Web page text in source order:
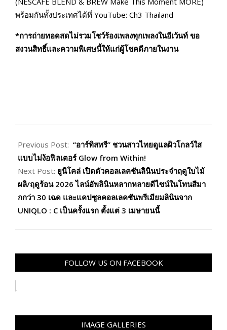
พร้อมกันทั้งประเทศได้ที่ YouTube: Ch3 Thailand
*การถ่ายทอดสดไม่รวมโชว์ร้องเพลงทุกเพลงในอีเว้นท์ ขอ
สงวนสิทธิ์และความพิเศษนี้ให้แก่ผู้โชคดีภายในงาน
03-
13
Previous Post: “อาร์ทิสทรี” ชวนสาวไทยดูแลผิวโกลว์ใส
แบบไม่ง้อฟิลเตอร์ Glow from Within!
Next Post: ยูนิโคล่ เปิดตัวคอลเลคชันลินินประจำฤดูใบไม้
ผลิ/ฤดูร้อน 2026 ไลน์อัพลินินหลากหลายดีไซน์ในโทนสีมา
กกว่า 30 เฉด และแคปซูลคอลเลคชันพรีเมียมลินินจาก
UNIQLO : C เป็นครั้งแรก ตั้งแต่ 3 เมษายนนี้
FOLLOW US ON FACEBOOK
IMAGE GALLERIES